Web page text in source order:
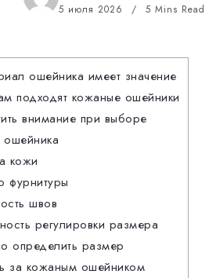
5 июля 2026 5 Mins Read
ошейника имеет значение
подходят кожаные ошейники
внимание при выборе
кожи
фурнитуры
швов
регулировки размера
определить размер
за кожаным ошейником